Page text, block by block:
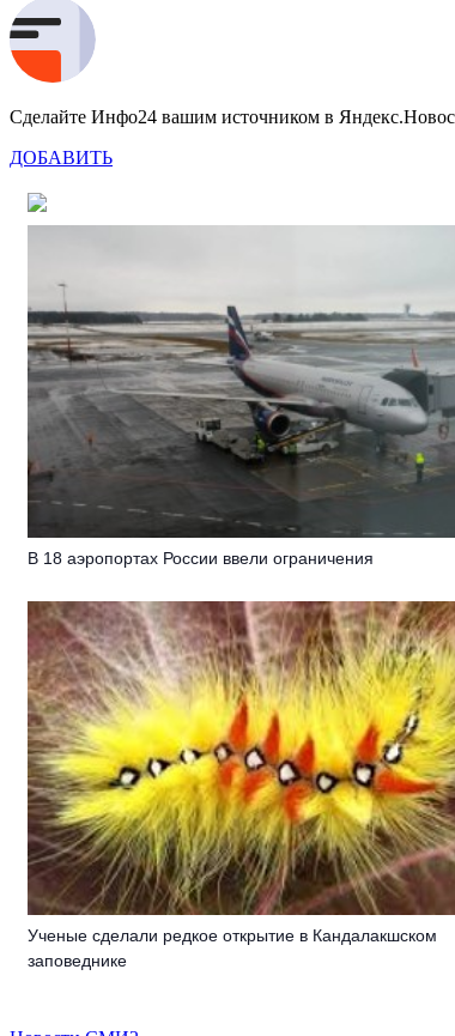
Сделайте Инфо24 вашим источником в
ДОБАВИТЬ
В 18 аэропортах России ввели ограничения
Ученые сделали редкое открытие в Кандалакшском
заповеднике